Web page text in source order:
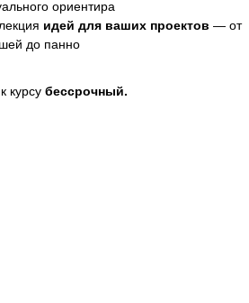
ориентира
идей для ваших проектов — от
до панно
курсу бессрочный.